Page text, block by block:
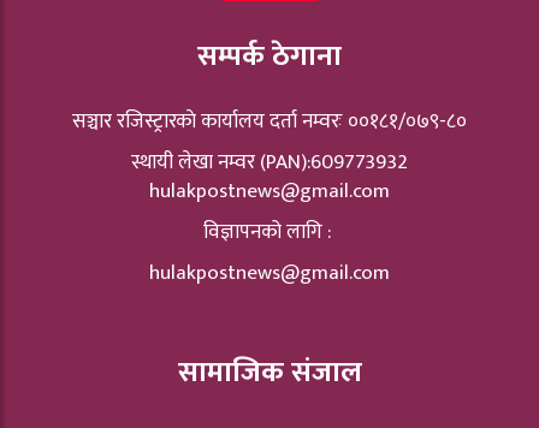
सम्पर्क ठेगाना
सञ्चार रजिस्ट्रारकाे कार्यालय दर्ता नम्वरः ००१८१/०७९-८०
स्थायी लेखा नम्वर (PAN):609773932
hulakpostnews@gmail.com
विज्ञापनको लागि :
hulakpostnews@gmail.com
सामाजिक संजाल